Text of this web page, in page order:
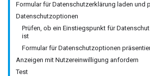
Formular für Datenschutzerklärung laden und
Datenschutzoptionen
Prüfen, ob ein Einstiegspunkt für
ist
Formular für Datenschutzoptionen
Anzeigen mit Nutzereinwilligung anfordern
Test